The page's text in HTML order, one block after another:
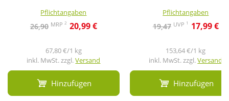
Pflichtangaben
26,90 MRP 2 20,99 €
67,80 €/1 kg
inkl. MwSt. zzgl.Versand
Hinzufügen
Pflichtangaben
19,47 UVP 1 17,99 €
153,64 €/1 kg
inkl. MwSt. zzgl.Versand
Hinzufügen